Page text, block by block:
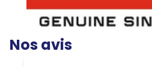
Nos avis